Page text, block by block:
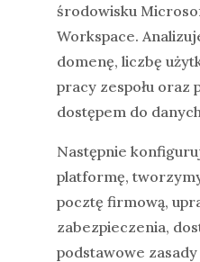
środowisku
Workspace.
domenę, liczbę
pracy zespołu oraz
dostępem do
Następnie
platformę,
pocztę firmową,
zabezpieczenia,
podstawowe